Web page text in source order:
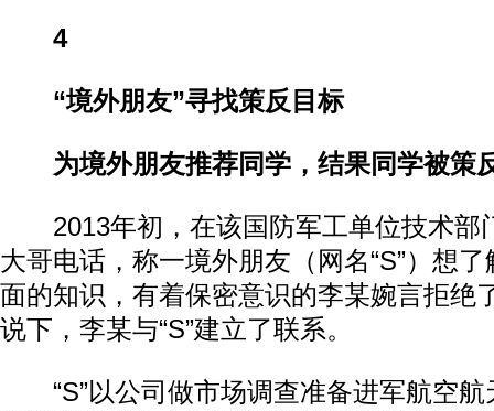
4
“境外朋友”寻找策反目标
为境外朋友推荐同学，结果同学被策
2013年初，在该国防军工单位技术部
大哥电话，称一境外朋友（网名“S”）想
面的知识，有着保密意识的李某婉言拒绝
说下，李某与“S”建立了联系。
“S”以公司做市场调查准备进军航空航